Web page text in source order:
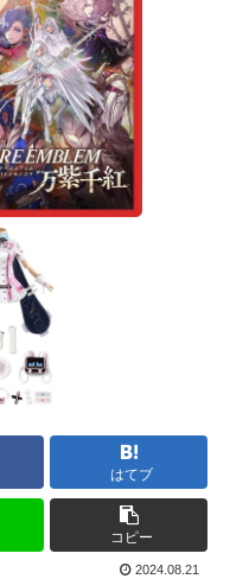
はてブ
コピー
2024.08.21